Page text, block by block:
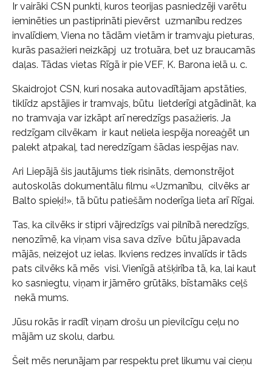
Ir vairāki CSN punkti, kuros teorijas pasniedzēji varētu
ieminēties un pastiprināti pievērst uzmanību redzes
invalīdiem, Viena no tādām vietām ir tramvaju pieturas,
kurās pasažieri neizkāpj uz trotuāra, bet uz braucamās
daļas. Tādas vietas Rīgā ir pie VEF, K. Barona ielā u. c.
Skaidrojot CSN, kuri nosaka autovadītājam apstāties,
tiklīdz apstājies ir tramvajs, būtu lietderīgi atgādināt, ka
no tramvaja var izkāpt arī neredzīgs pasažieris. Ja
redzīgam cilvēkam ir kaut neliela iespēja noreaģēt un
palekt atpakaļ, tad neredzīgam šādas iespējas nav.
Ari Liepājā šis jautājums tiek risināts, demonstrējot
autoskolās dokumentālu filmu «Uzmanību, cilvēks ar
Balto spieķi!», tā būtu patiešām noderīga lieta arī Rīgai.
Tas, ka cilvēks ir stipri vājredzīgs vai pilnībā neredzīgs,
nenozīmē, ka viņam visa sava dzīve būtu jāpavada
mājās, neizejot uz ielas. Ikviens redzes invalīds ir tāds
pats cilvēks kā mēs visi. Vienīgā atšķirība tā, ka, lai kaut
ko sasniegtu, viņam ir jāmēro grūtāks, bīstamāks ceļš
nekā mums.
Jūsu rokās ir radīt viņam drošu un pievilcīgu ceļu no
mājām uz skolu, darbu.
Šeit mēs nerunājam par respektu pret likumu vai cieņu